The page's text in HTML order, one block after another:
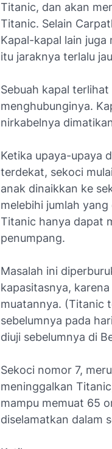
Titanic, dan akan
Titanic. Selain
Kapal-kapal lain juga
itu jaraknya terlalu
Sebuah kapal
menghubunginya.
nirkabelnya
Ketika upaya-upaya
terdekat, sekoci
anak dinaikkan ke
melebihi jumlah
Titanic hanya dapat
penumpang.
Masalah ini
kapasitasnya,
muatannya. (Titanic
sebelumnya pada
diuji sebelumnya di
Sekoci nomor 7,
meninggalkan
mampu memuat 65
diselamatkan dalam